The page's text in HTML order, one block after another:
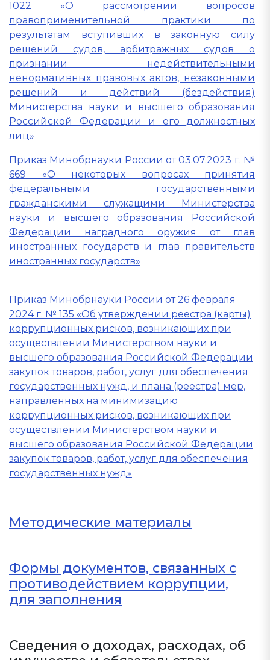
1022 «О рассмотрении вопросов
правоприменительной практики по
результатам вступивших в законную силу
решений судов, арбитражных судов о
признании недействительными
ненормативных правовых актов, незаконными
решений и действий (бездействия)
Министерства науки и высшего образования
Российской Федерации и его должностных
лиц»
Приказ Минобрнауки России от 03.07.2023 г. №
669 «О некоторых вопросах принятия
федеральными государственными
гражданскими служащими Министерства
науки и высшего образования Российской
Федерации наградного оружия от глав
иностранных государств и глав правительств
иностранных государств»
Приказ Минобрнауки России от 26 февраля
2024 г. № 135 «Об утверждении реестра (карты)
коррупционных рисков, возникающих при
осуществлении Министерством науки и
высшего образования Российской Федерации
закупок товаров, работ, услуг для обеспечения
государственных нужд, и плана (реестра) мер,
направленных на минимизацию
коррупционных рисков, возникающих при
осуществлении Министерством науки и
высшего образования Российской Федерации
закупок товаров, работ, услуг для обеспечения
государственных нужд»
Методические материалы
Формы документов, связанных с
противодействием коррупции,
для заполнения
Сведения о доходах, расходах, об